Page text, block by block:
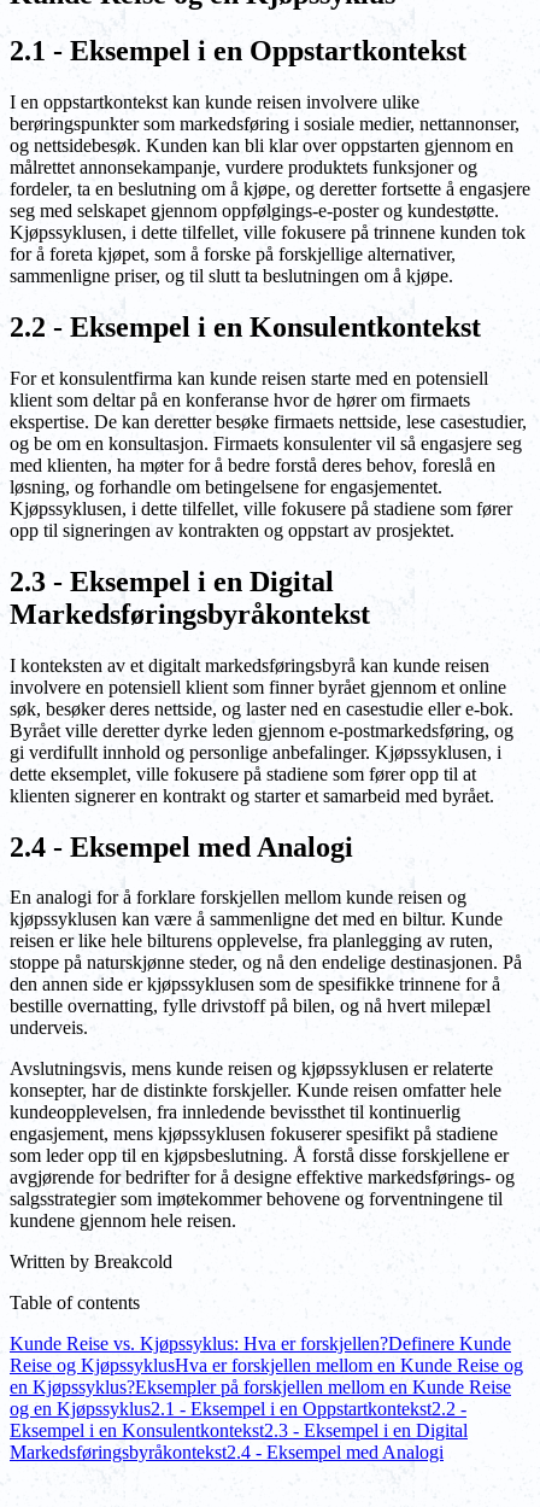
2.1 - Eksempel i en Oppstartkontekst
I en oppstartkontekst kan kunde reisen involvere ulike
berøringspunkter som markedsføring i sosiale medier, nettannonser,
og nettsidebesøk. Kunden kan bli klar over oppstarten gjennom en
målrettet annonsekampanje, vurdere produktets funksjoner og
fordeler, ta en beslutning om å kjøpe, og deretter fortsette å engasjere
seg med selskapet gjennom oppfølgings-e-poster og kundestøtte.
Kjøpssyklusen, i dette tilfellet, ville fokusere på trinnene kunden tok
for å foreta kjøpet, som å forske på forskjellige alternativer,
sammenligne priser, og til slutt ta beslutningen om å kjøpe.
2.2 - Eksempel i en Konsulentkontekst
For et konsulentfirma kan kunde reisen starte med en potensiell
klient som deltar på en konferanse hvor de hører om firmaets
ekspertise. De kan deretter besøke firmaets nettside, lese casestudier,
og be om en konsultasjon. Firmaets konsulenter vil så engasjere seg
med klienten, ha møter for å bedre forstå deres behov, foreslå en
løsning, og forhandle om betingelsene for engasjementet.
Kjøpssyklusen, i dette tilfellet, ville fokusere på stadiene som fører
opp til signeringen av kontrakten og oppstart av prosjektet.
2.3 - Eksempel i en Digital
Markedsføringsbyråkontekst
I konteksten av et digitalt markedsføringsbyrå kan kunde reisen
involvere en potensiell klient som finner byrået gjennom et online
søk, besøker deres nettside, og laster ned en casestudie eller e-bok.
Byrået ville deretter dyrke leden gjennom e-postmarkedsføring, og
gi verdifullt innhold og personlige anbefalinger. Kjøpssyklusen, i
dette eksemplet, ville fokusere på stadiene som fører opp til at
klienten signerer en kontrakt og starter et samarbeid med byrået.
2.4 - Eksempel med Analogi
En analogi for å forklare forskjellen mellom kunde reisen og
kjøpssyklusen kan være å sammenligne det med en biltur. Kunde
reisen er like hele bilturens opplevelse, fra planlegging av ruten,
stoppe på naturskjønne steder, og nå den endelige destinasjonen. På
den annen side er kjøpssyklusen som de spesifikke trinnene for å
bestille overnatting, fylle drivstoff på bilen, og nå hvert milepæl
underveis.
Avslutningsvis, mens kunde reisen og kjøpssyklusen er relaterte
konsepter, har de distinkte forskjeller. Kunde reisen omfatter hele
kundeopplevelsen, fra innledende bevissthet til kontinuerlig
engasjement, mens kjøpssyklusen fokuserer spesifikt på stadiene
som leder opp til en kjøpsbeslutning. Å forstå disse forskjellene er
avgjørende for bedrifter for å designe effektive markedsførings- og
salgsstrategier som imøtekommer behovene og forventningene til
kundene gjennom hele reisen.
Written by Breakcold
Table of contents
Kunde Reise vs. Kjøpssyklus: Hva er forskjellen?Definere Kunde
Reise og KjøpssyklusHva er forskjellen mellom en Kunde Reise og
en Kjøpssyklus?Eksempler på forskjellen mellom en Kunde Reise
og en Kjøpssyklus2.1 - Eksempel i en Oppstartkontekst2.2 -
Eksempel i en Konsulentkontekst2.3 - Eksempel i en Digital
Markedsføringsbyråkontekst2.4 - Eksempel med Analogi